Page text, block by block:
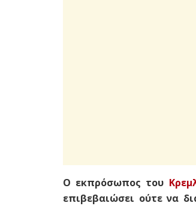
Ο εκπρόσωπος του
επιβεβαιώσει ούτε να